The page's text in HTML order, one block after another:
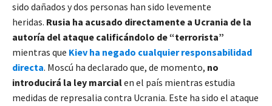
sido dañados y dos personas han sido levemente
heridas. Rusia ha acusado directamente a Ucrania de la
autoría del ataque calificándolo de “terrorista”
mientras que Kiev ha negado cualquier responsabilidad
directa. Moscú ha declarado que, de momento, no
introducirá la ley marcialen el país mientras estudia
medidas de represalia contra Ucrania. Este ha sido el ataque